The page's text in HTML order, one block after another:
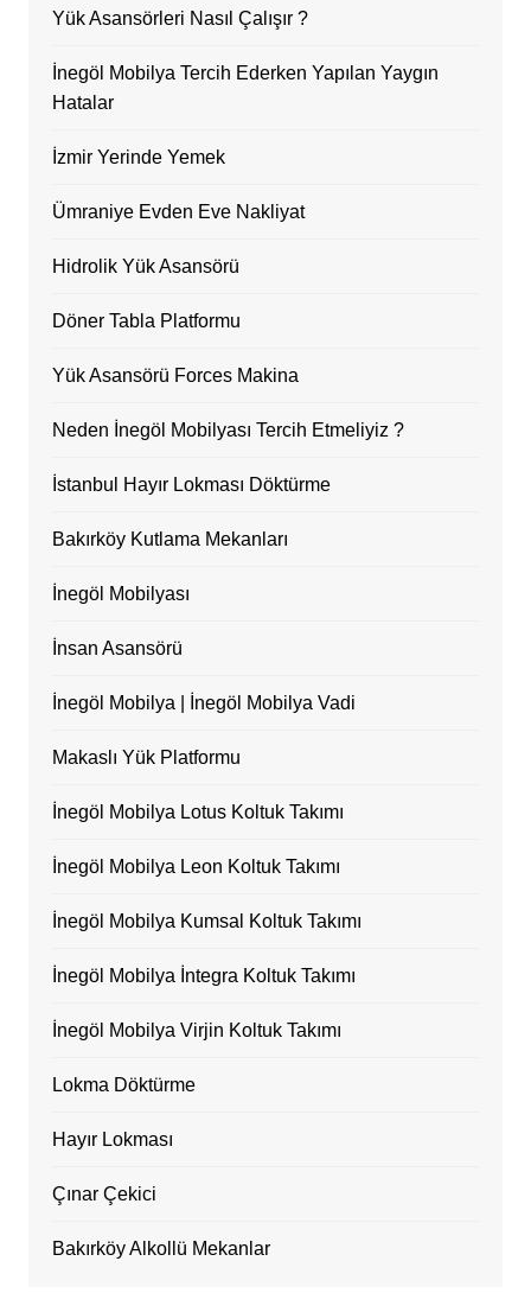
Yük Asansörleri Nasıl Çalışır ?
İnegöl Mobilya Tercih Ederken Yapılan Yaygın
Hatalar
İzmir Yerinde Yemek
Ümraniye Evden Eve Nakliyat
Hidrolik Yük Asansörü
Döner Tabla Platformu
Yük Asansörü Forces Makina
Neden İnegöl Mobilyası Tercih Etmeliyiz ?
İstanbul Hayır Lokması Döktürme
Bakırköy Kutlama Mekanları
İnegöl Mobilyası
İnsan Asansörü
İnegöl Mobilya | İnegöl Mobilya Vadi
Makaslı Yük Platformu
İnegöl Mobilya Lotus Koltuk Takımı
İnegöl Mobilya Leon Koltuk Takımı
İnegöl Mobilya Kumsal Koltuk Takımı
İnegöl Mobilya İntegra Koltuk Takımı
İnegöl Mobilya Virjin Koltuk Takımı
Lokma Döktürme
Hayır Lokması
Çınar Çekici
Bakırköy Alkollü Mekanlar